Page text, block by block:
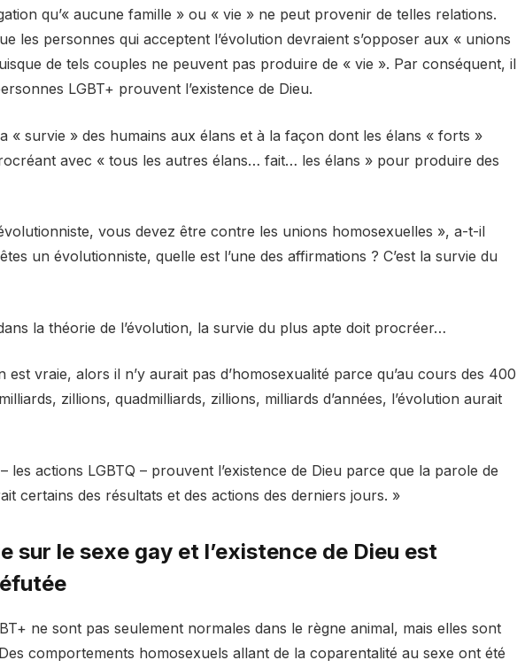
qu’« aucune famille » ou « vie » ne peut provenir de telles relations.
les personnes qui acceptent l’évolution devraient s’opposer aux « unions
de tels couples ne peuvent pas produire de « vie ». Par conséquent, il
LGBT+ prouvent l’existence de Dieu.
« survie » des humains aux élans et à la façon dont les élans « forts »
avec « tous les autres élans… fait… les élans » pour produire des
vous devez être contre les unions homosexuelles », a-t-il
un évolutionniste, quelle est l’une des affirmations ? C’est la survie du
la théorie de l’évolution, la survie du plus apte doit procréer…
est vraie, alors il n’y aurait pas d’homosexualité parce qu’au cours des 400
zillions, quadmilliards, zillions, milliards d’années, l’évolution aurait
les actions LGBTQ – prouvent l’existence de Dieu parce que la parole de
certains des résultats et des actions des derniers jours. »
sur le sexe gay et l’existence de Dieu est
ne sont pas seulement normales dans le règne animal, mais elles sont
comportements homosexuels allant de la coparentalité au sexe ont été